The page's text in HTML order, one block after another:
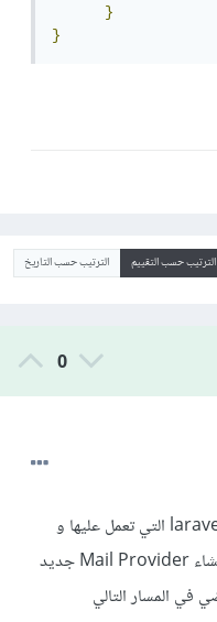
}
}
الترتيب حسب التقييم الترتيب حسب التاريخ
0
ربما يجب عليك تحديث نسخة laravel lumen التي تعمل عليها و
التأكد مرة أخرى من المشكلة , أو يمكنك إنشاء Mail Provider جديد